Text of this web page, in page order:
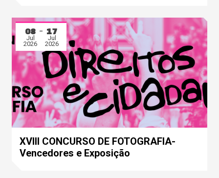
08
Jul
2026
17
Jul
2026
XVIII CONCURSO DE FOTOGRAFIA-
Vencedores e Exposição